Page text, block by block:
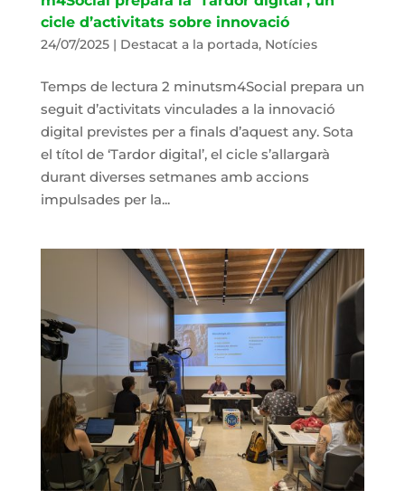
cicle d’activitats sobre innovació
24/07/2025| Destacat a la portada, Notícies
Temps de lectura 2 minutsm4Social prepara un
seguit d’activitats vinculades a la innovació
digital previstes per a finals d’aquest any. Sota
el títol de ‘Tardor digital’, el cicle s’allargarà
durant diverses setmanes amb accions
impulsades per la...